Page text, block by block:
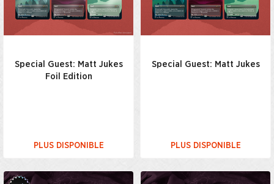
Special Guest: Matt Jukes
Foil Edition
PLUS DISPONIBLE
Special Guest: Matt Jukes
PLUS DISPONIBLE